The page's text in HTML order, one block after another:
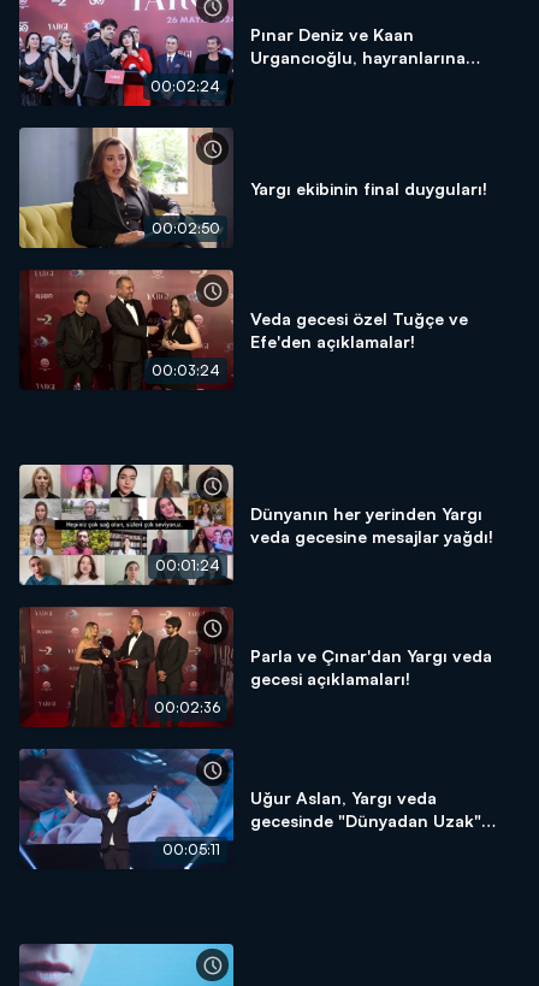
00:02:24
Pınar Deniz ve Kaan
Urgancıoğlu, hayranlarına
00:02:50
Yargı ekibinin final duyguları!
00:03:24
Veda gecesi özel Tuğçe ve
Efe'den açıklamalar!
00:01:24
Dünyanın her yerinden Yargı
veda gecesine mesajlar yağdı!
00:02:36
Parla ve Çınar'dan Yargı veda
gecesi açıklamaları!
00:05:11
Uğur Aslan, Yargı veda
gecesinde "Dünyadan Uzak"